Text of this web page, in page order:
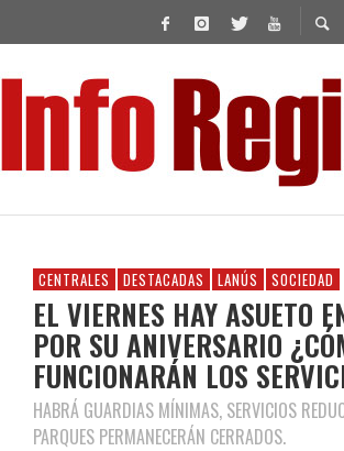
CENTRALES DESTACADAS LANÚS SOCIEDAD
EL VIERNES HAY ASUETO
POR SU ANIVERSARIO
FUNCIONARÁN LOS
HABRÁ GUARDIAS MÍNIMAS, SERVICIOS
PARQUES PERMANECERÁN CERRADOS.